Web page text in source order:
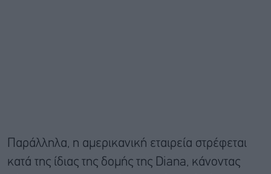
Παράλληλα, η αμερικανική εταιρεία στρέφεται
κατά της ίδιας της δομής της Diana, κάνοντας